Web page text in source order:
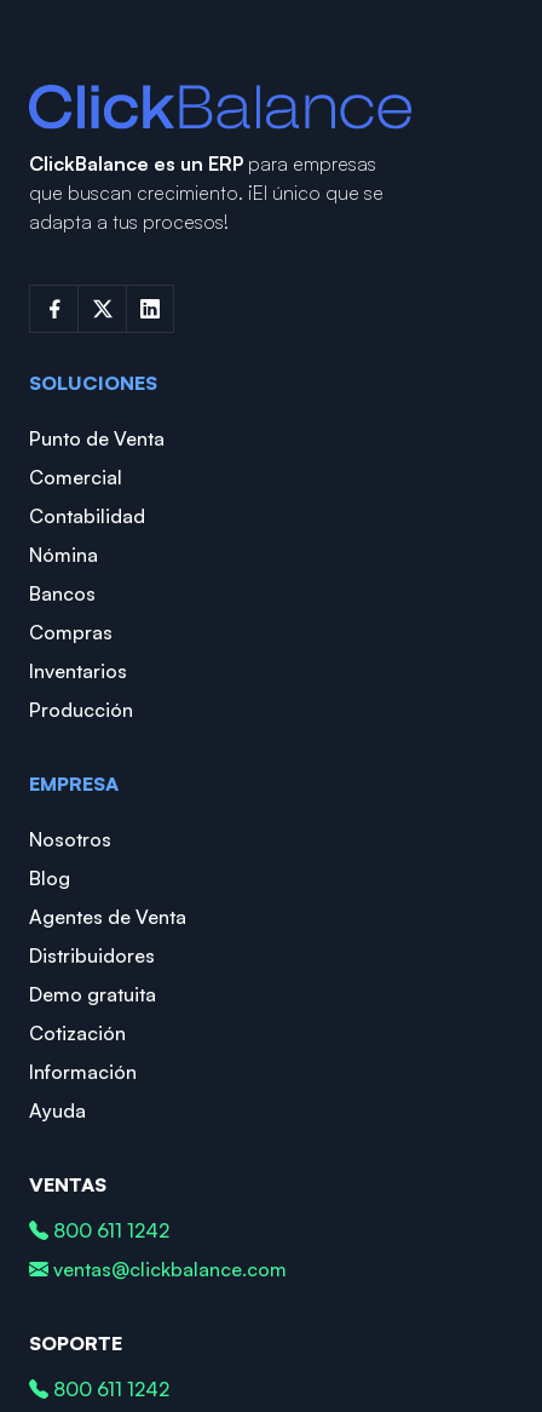
ClickBalance es un ERP para empresas
que buscan crecimiento. ¡El único que se
adapta a tus procesos!
SOLUCIONES
Punto de Venta
Comercial
Contabilidad
Nómina
Bancos
Compras
Inventarios
Producción
EMPRESA
Nosotros
Blog
Agentes de Venta
Distribuidores
Demo gratuita
Cotización
Información
Ayuda
VENTAS
800 611 1242
ventas@clickbalance.com
SOPORTE
800 611 1242